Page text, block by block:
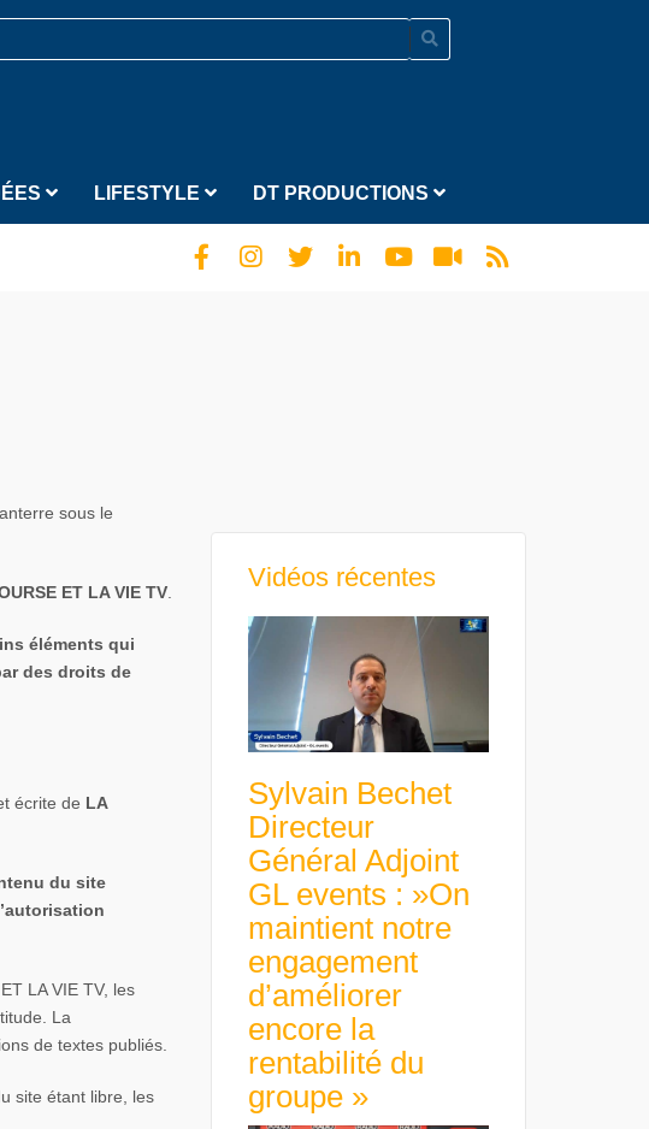
LIFESTYLE DT PRODUCTIONS
sous le
ET LA VIE TV
éléments qui
des droits de
écrite de LA
du site
LA VIE TV, les
La
de textes publiés.
site étant libre, les
Vidéos récentes
Sylvain Bechet
Directeur
Général Adjoint
GL events : »On
maintient notre
engagement
d’améliorer
encore la
rentabilité du
groupe »